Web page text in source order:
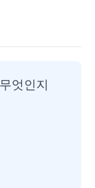
엇인지